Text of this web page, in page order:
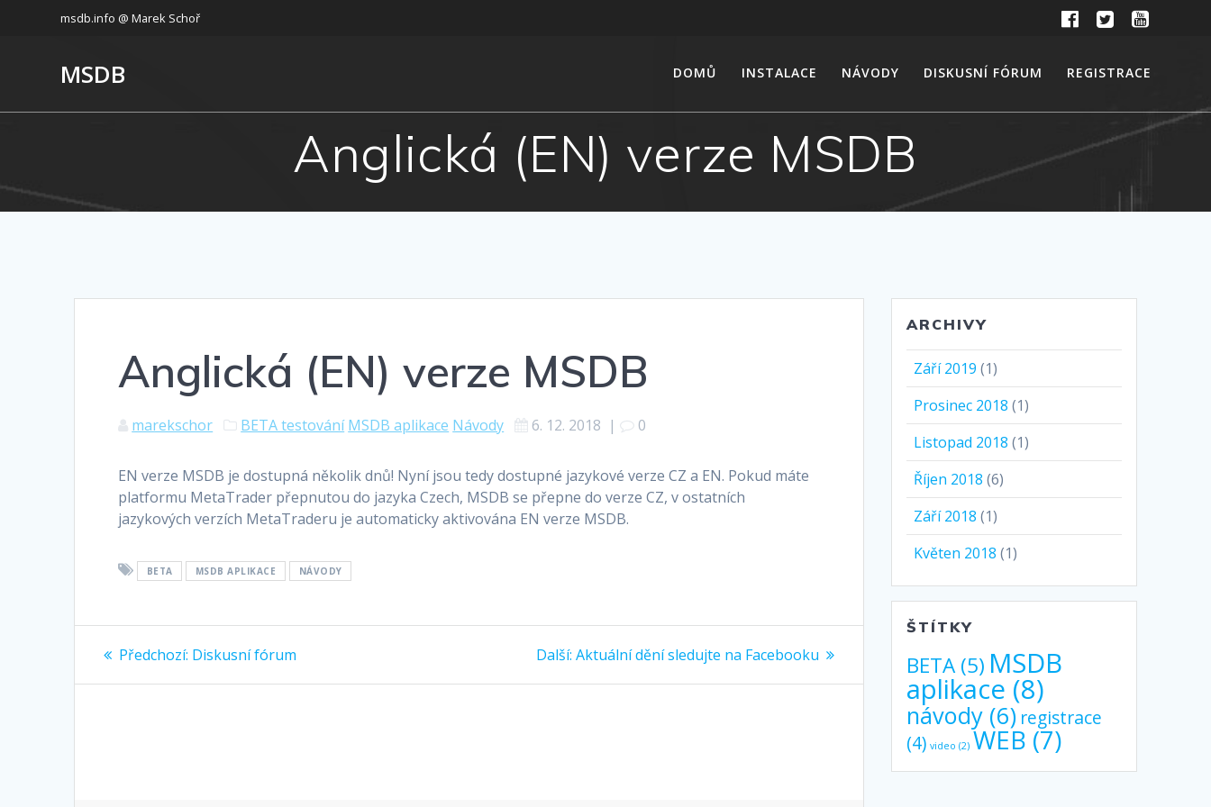
msdb.info @ Marek Schoř
MSDB DOMŮ INSTALACE NÁVODY DISKUSNÍ FÓRUM REGISTRACE
Anglická (EN) verze MSDB
Anglická (EN) verze MSDB
marekschor BETA testování MSDB aplikace Návody 6. 12. 2018 | 0
EN verze MSDB je dostupná několik dnů! Nyní jsou tedy dostupné jazykové verze CZ a EN. Pokud máte
platformu MetaTrader přepnutou do jazyka Czech, MSDB se přepne do verze CZ, v ostatních
jazykových verzích MetaTraderu je automaticky aktivována EN verze MSDB.
BETA MSDB APLIKACE NÁVODY
Navigace
pro
Předchozí: Předchozí
Diskusní fórum Další: Další
Aktuální dění sledujte na Facebooku
ARCHIVY
Září 2019 (1)
Prosinec 2018 (1)
Listopad 2018 (1)
Říjen 2018 (6)
Září 2018 (1)
Květen 2018 (1)
ŠTÍTKY
BETA (5) MSDB
aplikace (8)
návody (6) registrace
(4) video (2) WEB (7)